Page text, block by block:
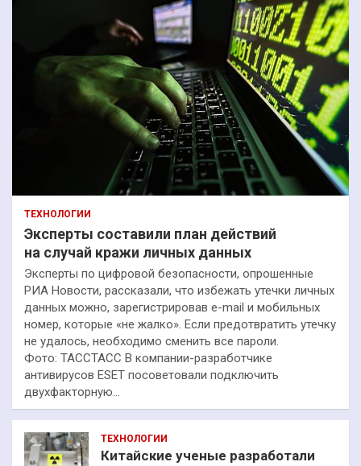
ТЕХНОЛОГИИ
Эксперты составили план действий
на случай кражи личных данных
Эксперты по цифровой безопасности, опрошенные
РИА Новости, рассказали, что избежать утечки личных
данных можно, зарегистрировав e-mail и мобильных
номер, которые «не жалко». Если предотвратить утечку
не удалось, необходимо сменить все пароли.
Фото: ТАССТАСС В компании-разработчике
антивирусов ESET посоветовали подключить
двухфакторную…
ТЕХНОЛОГИИ
Китайские ученые разработали